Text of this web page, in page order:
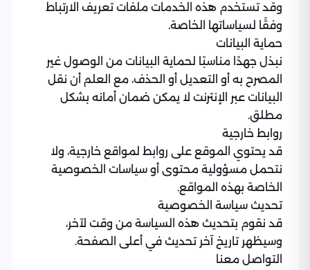
وقد تستخدم هذه الخدمات ملفات تعريف الارتباط
وفقًا لسياساتها الخاصة.
حماية البيانات
نبذل جهدًا مناسبًا لحماية البيانات من الوصول غير
المصرح به أو التعديل أو الحذف، مع العلم أن نقل
البيانات عبر الإنترنت لا يمكن ضمان أمانه بشكل
مطلق.
روابط خارجية
قد يحتوي الموقع على روابط لمواقع خارجية، ولا
نتحمل مسؤولية محتوى أو سياسات الخصوصية
الخاصة بهذه المواقع.
تحديث سياسة الخصوصية
قد نقوم بتحديث هذه السياسة من وقت لآخر،
وسيظهر تاريخ آخر تحديث في أعلى الصفحة.
التواصل معنا